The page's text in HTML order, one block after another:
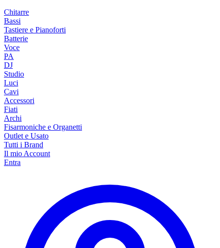
Chitarre
Bassi
Tastiere e Pianoforti
Batterie
Voce
PA
DJ
Studio
Luci
Cavi
Accessori
Fiati
Archi
Fisarmoniche e Organetti
Outlet e Usato
Tutti i Brand
Il mio Account
Entra